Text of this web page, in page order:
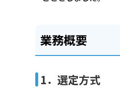
業務概要
1．選定方式